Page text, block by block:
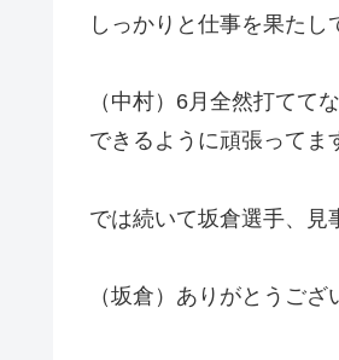
しっかりと仕事を果た
（中村）6月全然打てて
できるように頑張ってま
では続いて坂倉選手、見
（坂倉）ありがとうござ